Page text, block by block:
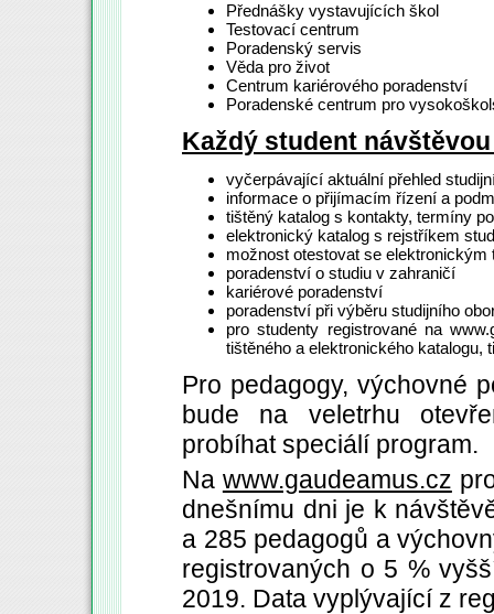
Přednášky vystavujících škol
Testovací centrum
Poradenský servis
Věda pro život
Centrum kariérového poradenství
Poradenské centrum pro
Každý student
vyčerpávající aktuální přehled
informace o přijímacím řízení a
tištěný katalog s kontakty, termíny
elektronický katalog s rejstříkem
možnost otestovat se
poradenství o studiu v zahraničí
kariérové poradenství
poradenství při výběru studijního
pro studenty registrované na
tištěného a elektronického
Pro pedagogy, výchovné
bude na veletrhu
probíhat speciálí program.
Na www.gaudeamus.cz
dnešnímu dni je k
a 285 pedagogů a
registrovaných o 5 %
2019. Data vyplývající z